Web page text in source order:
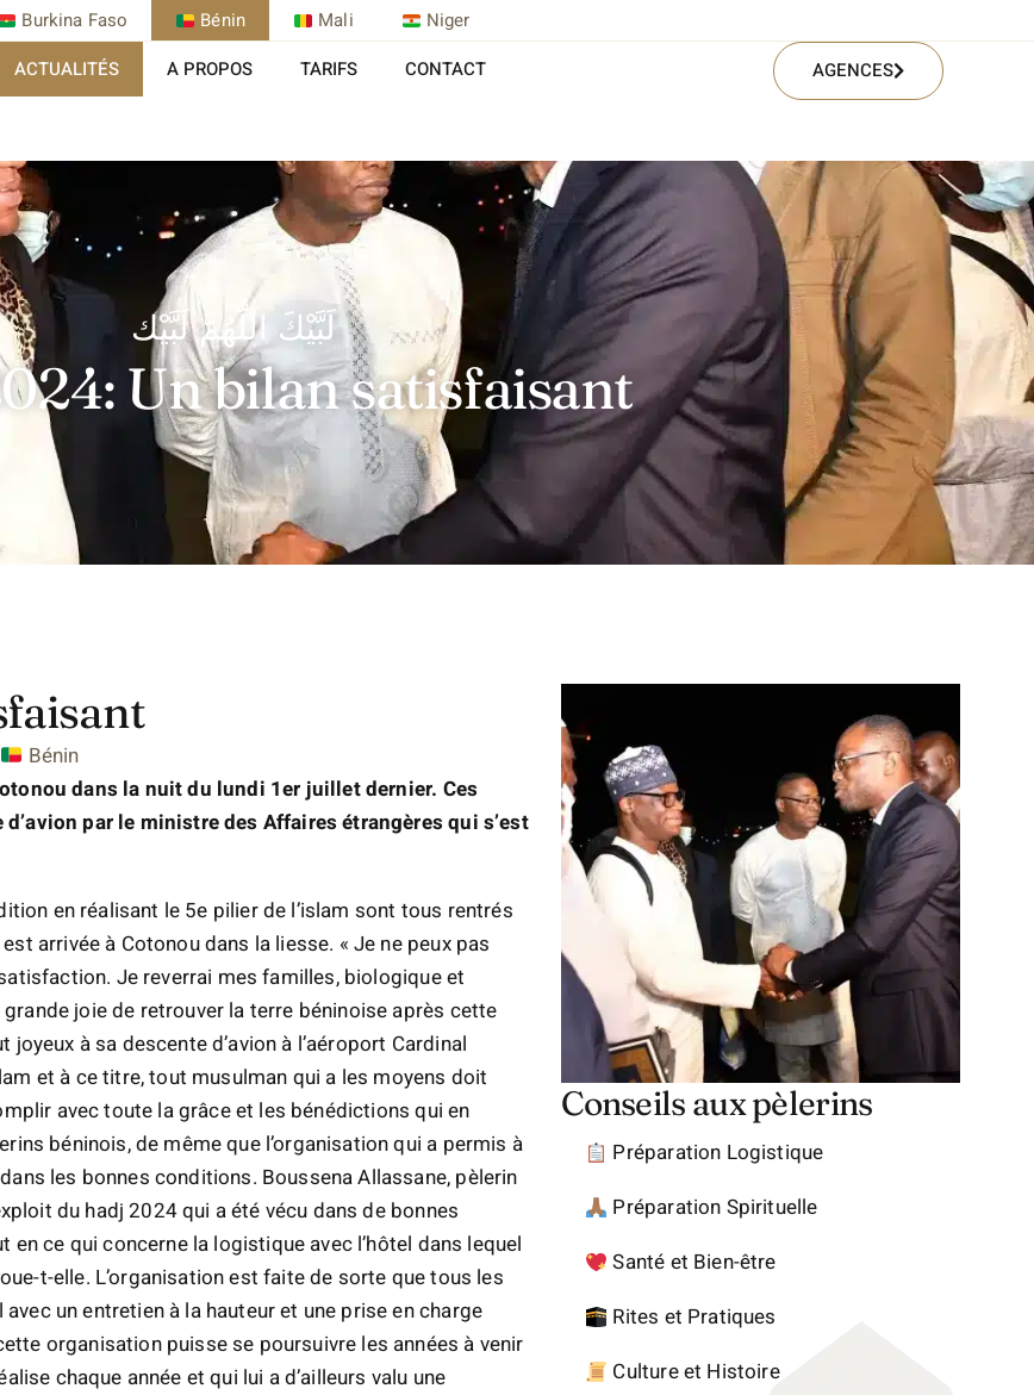
Burkina Faso Bénin Mali Niger
ACTUALITÉS A PROPOS TARIFS CONTACT AGENCES
لَبَّيْكَ اللَّهُمَّ لَبَّيْك
Un bilan satisfaisant
Bénin
dans la nuit du lundi 1er juillet dernier. Ces
par le ministre des Affaires étrangères qui s’est
en réalisant le 5e pilier de l’islam sont tous rentrés
arrivée à Cotonou dans la liesse. « Je ne peux pas
Je reverrai mes familles, biologique et
joie de retrouver la terre béninoise après cette
à sa descente d’avion à l’aéroport Cardinal
et à ce titre, tout musulman qui a les moyens doit
avec toute la grâce et les bénédictions qui en
béninois, de même que l’organisation qui a permis à
les bonnes conditions. Boussena Allassane, pèlerin
du hadj 2024 qui a été vécu dans de bonnes
ce qui concerne la logistique avec l’hôtel dans lequel
t-elle. L’organisation est faite de sorte que tous les
un entretien à la hauteur et une prise en charge
organisation puisse se poursuivre les années à venir
chaque année et qui lui a d’ailleurs valu une
Conseils aux pèlerins
Préparation Logistique
Préparation Spirituelle
Santé et Bien-être
Rites et Pratiques
Culture et Histoire